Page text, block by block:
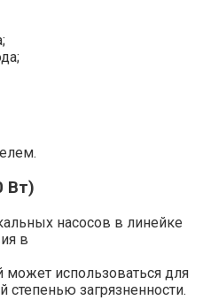
Вт)
насосов в линейке
в
может использоваться для
загрязненности.